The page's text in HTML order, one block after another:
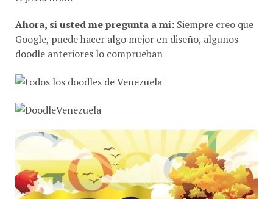
Google, puede hacer algo mejor en diseño, algunos
doodle anteriores lo comprueban